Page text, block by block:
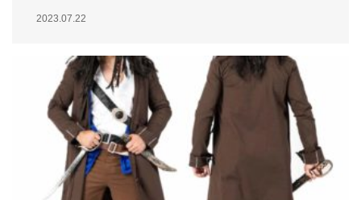
2023.07.22